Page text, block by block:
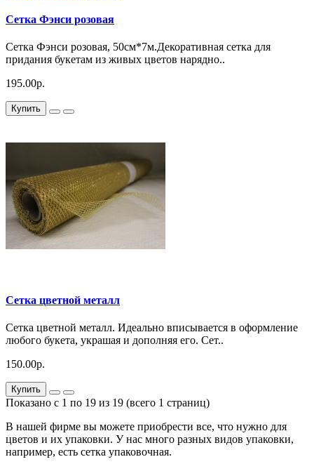
Сетка Фэнси розовая
Сетка Фэнси розовая, 50см*7м.Декоративная сетка для
придания букетам из живых цветов нарядно..
195.00р.
Купить
Сетка цветной металл
Сетка цветной металл. Идеально вписывается в оформление
любого букета, украшая и дополняя его. Сет..
150.00р.
Купить
Показано с 1 по 19 из 19 (всего 1 страниц)
В нашей фирме вы можете приобрести все, что нужно для
цветов и их упаковки. У нас много разных видов упаковки,
например, есть сетка упаковочная.